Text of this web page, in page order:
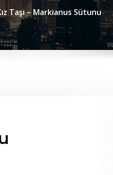
Taşı – Markianus Sütunu